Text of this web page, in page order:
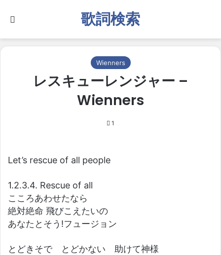
歌詞検索
Wienners
レスキューレンジャー –
Wienners
1
Let’s rescue of all people
1.2.3.4. Rescue of all
こころあわせたなら
絶対絶命 飛びこえたいの
あなたとそう!フュージョン
とどきそで とどかない 助けて神様